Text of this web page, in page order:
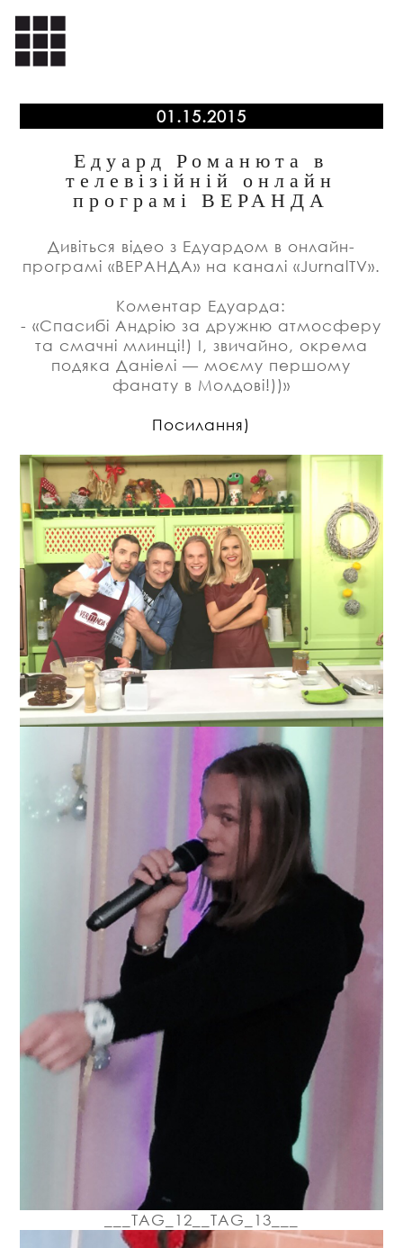
01.15.2015
Едуард Романюта в
телевізійній онлайн
програмі ВЕРАНДА
Дивіться відео з Едуардом в онлайн-
програмі «ВЕРАНДА» на каналі «JurnalTV».
Коментар Едуарда:
- «Спасибі Андрію за дружню атмосферу
та смачні млинці!) І, звичайно, окрема
подяка Даніелі — моєму першому
фанату в Молдові!))»
Посилання)
___TAG_12__TAG_13___